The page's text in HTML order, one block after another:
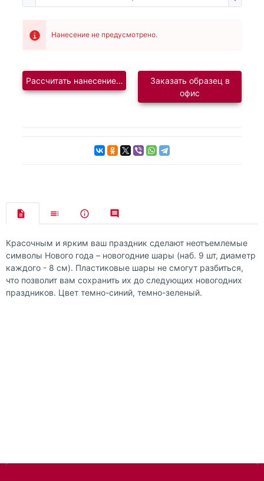
Нанесение не предусмотрено.
Рассчитать нанесение логотипаЗаказать образец в
офис
Красочным и ярким ваш праздник сделают неотъемлемые
символы Нового года – новогодние шары (наб. 9 шт, диаметр
каждого - 8 см). Пластиковые шары не смогут разбиться,
что позволит вам сохранить их до следующих новогодних
праздников. Цвет темно-синий, темно-зеленый.